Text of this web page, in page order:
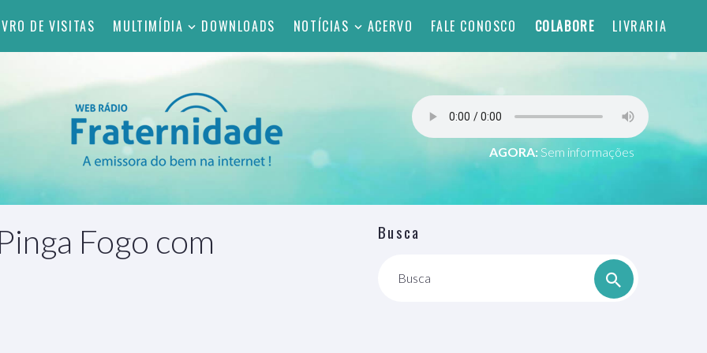
DE VISITAS MULTIMÍDIA DOWNLOADS NOTÍCIAS ACERVO FALE CONOSCO COLABORE LIVRARIA
AGORA: Sem informações
Fogo com Busca
Busca